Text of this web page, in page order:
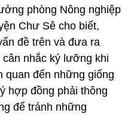
phòng Nông nghiệp
Chư Sê cho biết,
đề trên và đưa ra
nhắc ký lưỡng khi
quan đến những giống
hợp đồng phải thông
để tránh những